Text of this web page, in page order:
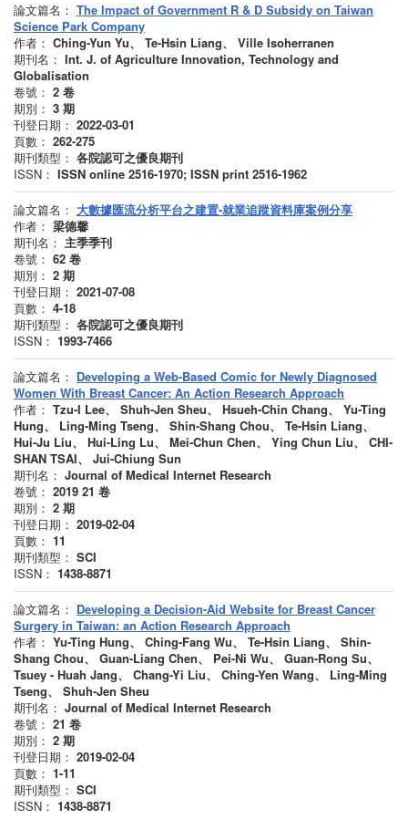
論文篇名： The Impact of Government R & D Subsidy on Taiwan
Science Park Company
作者： Ching-Yun Yu、 Te-Hsin Liang、 Ville Isoherranen
期刊名： Int. J. of Agriculture Innovation, Technology and
Globalisation
卷號： 2 卷
期別： 3 期
刊登日期： 2022-03-01
頁數： 262-275
期刊類型： 各院認可之優良期刊
ISSN： ISSN online 2516-1970; ISSN print 2516-1962
論文篇名： 大數據匯流分析平台之建置-就業追蹤資料庫案例分享
作者： 梁德馨
期刊名： 主季季刊
卷號： 62 卷
期別： 2 期
刊登日期： 2021-07-08
頁數： 4-18
期刊類型： 各院認可之優良期刊
ISSN： 1993-7466
論文篇名： Developing a Web-Based Comic for Newly Diagnosed
Women With Breast Cancer: An Action Research Approach
作者： Tzu-I Lee、 Shuh-Jen Sheu、 Hsueh-Chin Chang、 Yu-Ting
Hung、 Ling-Ming Tseng、 Shin-Shang Chou、 Te-Hsin Liang、
Hui-Ju Liu、 Hui-Ling Lu、 Mei-Chun Chen、 Ying Chun Liu、 CHI-
SHAN TSAI、 Jui-Chiung Sun
期刊名： Journal of Medical Internet Research
卷號： 2019 21 卷
期別： 2 期
刊登日期： 2019-02-04
頁數： 11
期刊類型： SCI
ISSN： 1438-8871
論文篇名： Developing a Decision-Aid Website for Breast Cancer
Surgery in Taiwan: an Action Research Approach
作者： Yu-Ting Hung、 Ching-Fang Wu、 Te-Hsin Liang、 Shin-
Shang Chou、 Guan-Liang Chen、 Pei-Ni Wu、 Guan-Rong Su、
Tsuey - Huah Jang、 Chang-Yi Liu、 Ching-Yen Wang、 Ling-Ming
Tseng、 Shuh-Jen Sheu
期刊名： Journal of Medical Internet Research
卷號： 21 卷
期別： 2 期
刊登日期： 2019-02-04
頁數： 1-11
期刊類型： SCI
ISSN： 1438-8871